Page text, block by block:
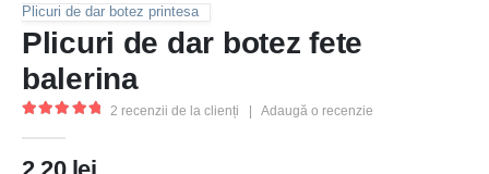
Plicuri de dar botez printesa
Plicuri de dar botez fete
balerina
2 recenzii de la clienți | Adaugă o recenzie